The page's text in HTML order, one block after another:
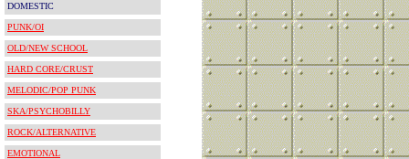
DOMESTIC
PUNK/OI
OLD/NEW SCHOOL
HARD CORE/CRUST
MELODIC/POP PUNK
SKA/PSYCHOBILLY
ROCK/ALTERNATIVE
EMOTIONAL